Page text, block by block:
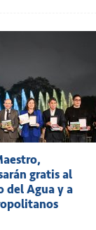
gratis al
del Agua y a